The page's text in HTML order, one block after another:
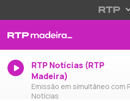
RTP Notícias (RTP
Madeira)
Emissão em simultâneo com
Notícias